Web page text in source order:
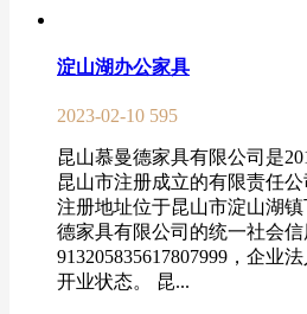
淀山湖办公家具
2023-02-10 595
昆山慕曼德家具有限公司是
昆山市注册成立的有限责任公
注册地址位于昆山市淀山湖
德家具有限公司的统一社会
913205835617807999，企业
开业状态。 昆...